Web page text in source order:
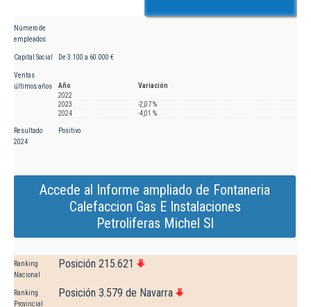
Número de
empleados
Capital Social De 3.100 a 60.000 €
Ventas
últimos años
Año
Variación
2022
2023
-2,07 %
2024
-4,01 %
Resultado
2024
Positivo
Accede al Informe ampliado de Fontaneria
Calefaccion Gas E Instalaciones
Petroliferas Michel Sl
Ranking
Nacional
Posición 215.621
Ranking
Provincial
Posición 3.579 de Navarra